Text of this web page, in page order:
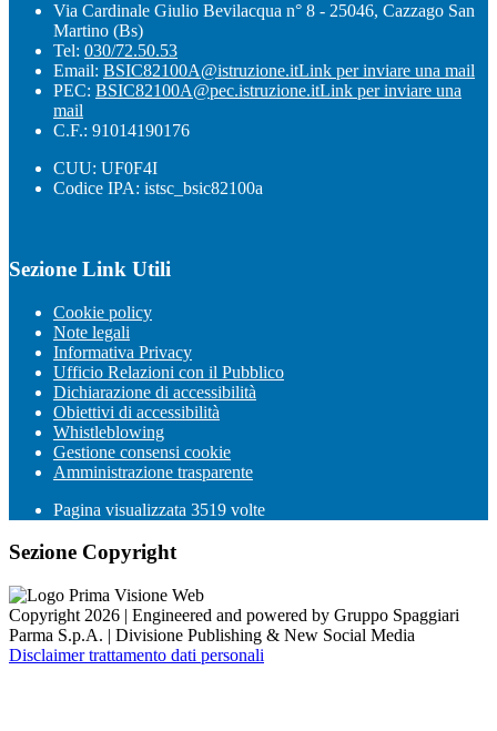
Via Cardinale Giulio Bevilacqua n° 8 - 25046, Cazzago San
Martino (Bs)
Tel: 030/72.50.53
Email: BSIC82100A@istruzione.itLink per inviare una mail
PEC: BSIC82100A@pec.istruzione.itLink per inviare una
mail
C.F.: 91014190176
CUU: UF0F4I
Codice IPA: istsc_bsic82100a
Sezione Link Utili
Cookie policy
Note legali
Informativa Privacy
Ufficio Relazioni con il Pubblico
Dichiarazione di accessibilità
Obiettivi di accessibilità
Whistleblowing
Gestione consensi cookie
Amministrazione trasparente
Pagina visualizzata 3519 volte
Sezione Copyright
Copyright 2026 | Engineered and powered by Gruppo Spaggiari
Parma S.p.A. | Divisione Publishing & New Social Media
Disclaimer trattamento dati personali